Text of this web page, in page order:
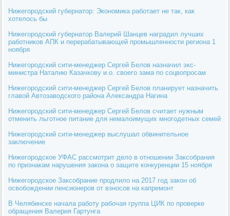
Нижегородский губернатор: Экономика работает не так, как
хотелось бы
Нижегородский губернатор Валерий Шанцев наградил лучших
работников АПК и перерабатывающей промышленности региона 1
ноября
Нижегородский сити-менеджер Сергей Белов назначил экс-
министра Наталию Казачкову и.о. своего зама по соцвопросам
Нижегородский сити-менеджер Сергей Белов планирует назначить
главой Автозаводского района Александра Нагина
Нижегородский сити-менеджер Сергей Белов считает нужным
отменить льготное питание для немалоимущих многодетных семей
Нижегородский сити-менеджер выслушал обвинительное
заключение
Нижегородское УФАС рассмотрит дело в отношении Заксобрания
по признакам нарушения закона о защите конкуренции 15 ноября
Нижегородское Заксобрание продлило на 2017 год закон об
освобождении пенсионеров от взносов на капремонт
В Челябинске начала работу рабочая группа ЦИК по проверке
обращения Валерия Гартунга